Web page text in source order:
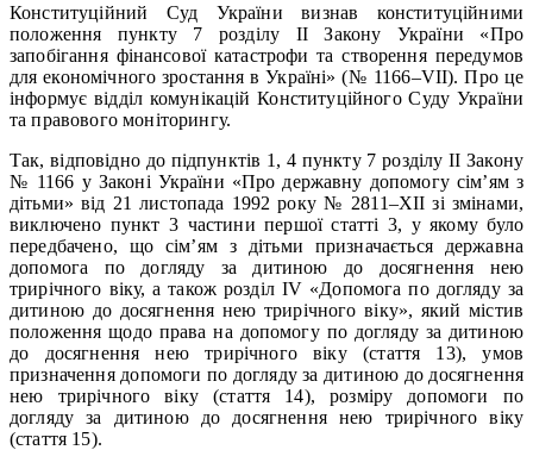
Конституційний Суд України визнав конституційними
положення пункту 7 розділу ІІ Закону України «Про
запобігання фінансової катастрофи та створення передумов
для економічного зростання в Україні» (№ 1166–VII). Про це
інформує відділ комунікацій Конституційного Суду України
та правового моніторингу.
Так, відповідно до підпунктів 1, 4 пункту 7 розділу ІІ Закону
№ 1166 у Законі України «Про державну допомогу сім’ям з
дітьми» від 21 листопада 1992 року № 2811–XII зі змінами,
виключено пункт 3 частини першої статті 3, у якому було
передбачено, що сім’ям з дітьми призначається державна
допомога по догляду за дитиною до досягнення нею
трирічного віку, а також розділ IV «Допомога по догляду за
дитиною до досягнення нею трирічного віку», який містив
положення щодо права на допомогу по догляду за дитиною
до досягнення нею трирічного віку (стаття 13), умов
призначення допомоги по догляду за дитиною до досягнення
нею трирічного віку (стаття 14), розміру допомоги по
догляду за дитиною до досягнення нею трирічного віку
(стаття 15).